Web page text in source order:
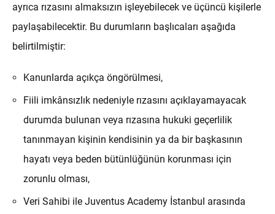
ayrıca rızasını almaksızın işleyebilecek ve üçüncü kişilerle
paylaşabilecektir. Bu durumların başlıcaları aşağıda
belirtilmiştir:
Kanunlarda açıkça öngörülmesi,
Fiili imkânsızlık nedeniyle rızasını açıklayamayacak
durumda bulunan veya rızasına hukuki geçerlilik
tanınmayan kişinin kendisinin ya da bir başkasının
hayatı veya beden bütünlüğünün korunması için
zorunlu olması,
Veri Sahibi ile Juventus Academy İstanbul arasında